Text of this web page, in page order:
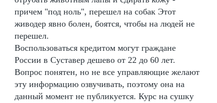
причем "под ноль", перешел на собак Этот
живодер явно болен, боятся, чтобы на людей не
перешел.
Воспользоваться кредитом могут граждане
России в Суставер дешево от 22 до 60 лет.
Вопрос понятен, но не все управляющие желают
эту информацию озвучивать, поэтому она на
данный момент не публикуется. Курс на сушку